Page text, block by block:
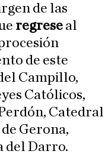
de las
regrese al
de este
Campillo,
Católicos,
Catedral
Gerona,
del Darro.